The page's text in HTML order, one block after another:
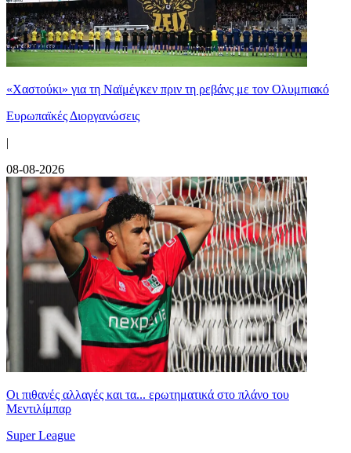
«Χαστούκι» για τη Ναϊμέγκεν πριν τη ρεβάνς με τον Ολυμπιακό
Ευρωπαϊκές Διοργανώσεις
|
08-08-2026
Οι πιθανές αλλαγές και τα... ερωτηματικά στο πλάνο του
Μεντιλίμπαρ
Super League